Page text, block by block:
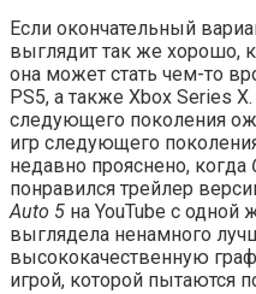
Если окончательный
выглядит так же хорошо,
она может стать чем-то
PS5, а также Xbox Series
следующего поколения
игр следующего
недавно прояснено, когда
понравился трейлер
Auto 5 на YouTube с одной
выглядела ненамного
высококачественную
игрой, которой пытаются